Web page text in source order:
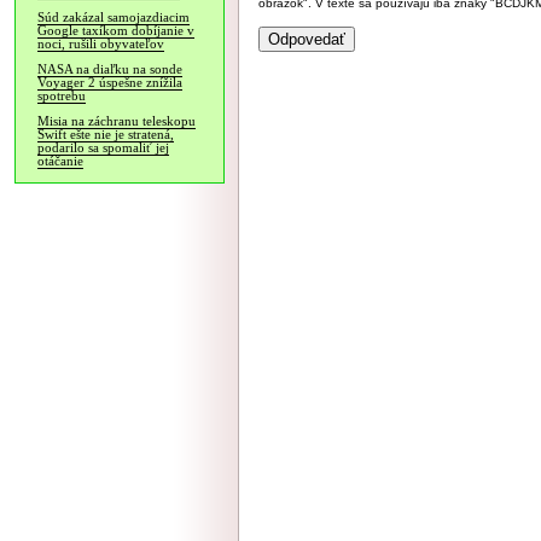
Súd zakázal samojazdiacim
Google taxíkom dobíjanie v
noci, rušili obyvateľov
NASA na diaľku na sonde
Voyager 2 úspešne znížila
spotrebu
Misia na záchranu teleskopu
Swift ešte nie je stratená,
podarilo sa spomaliť jej
otáčanie
obrázok". V texte sa používajú iba znaky